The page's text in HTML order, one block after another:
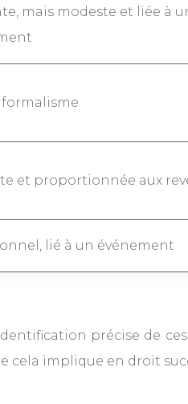
mais modeste et liée à
et proportionnée aux
lié à un événement
précise de
cela implique en droit